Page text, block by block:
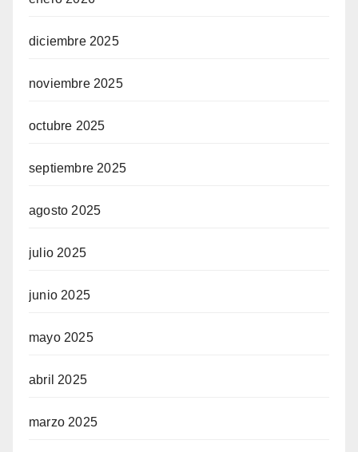
diciembre 2025
noviembre 2025
octubre 2025
septiembre 2025
agosto 2025
julio 2025
junio 2025
mayo 2025
abril 2025
marzo 2025